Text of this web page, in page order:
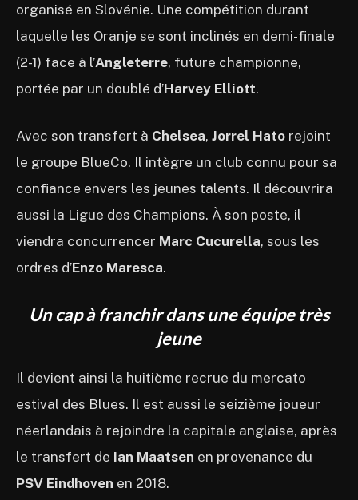
organisé en Slovénie. Une compétition durant
laquelle les Oranje se sont inclinés en demi-finale
(2-1) face à l’Angleterre, future championne,
portée par un doublé d’Harvey Elliott.
Avec son transfert à Chelsea, Jorrel Hato rejoint
le groupe BlueCo. Il intègre un club connu pour sa
confiance envers les jeunes talents. Il découvrira
aussi la Ligue des Champions. À son poste, il
viendra concurrencer Marc Cucurella, sous les
ordres d’Enzo Maresca.
Un cap à franchir dans une équipe très
jeune
Il devient ainsi la huitième recrue du mercato
estival des Blues. Il est aussi le seizième joueur
néerlandais à rejoindre la capitale anglaise, après
le transfert de Ian Maatsen en provenance du
PSV Eindhoven en 2018.